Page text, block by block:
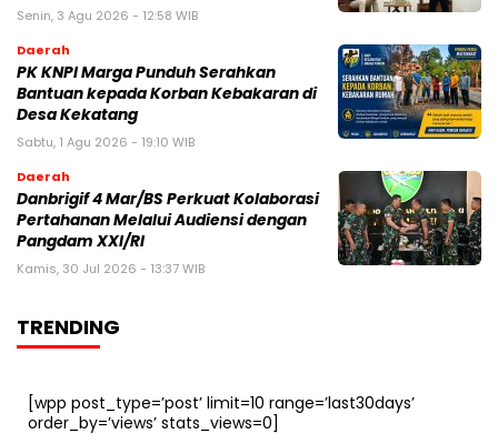
Senin, 3 Agu 2026 - 12:58 WIB
Daerah
PK KNPI Marga Punduh Serahkan
Bantuan kepada Korban Kebakaran di
Desa Kekatang
Sabtu, 1 Agu 2026 - 19:10 WIB
Daerah
Danbrigif 4 Mar/BS Perkuat Kolaborasi
Pertahanan Melalui Audiensi dengan
Pangdam XXI/RI
Kamis, 30 Jul 2026 - 13:37 WIB
TRENDING
[wpp post_type=’post’ limit=10 range=’last30days’
order_by=’views’ stats_views=0]